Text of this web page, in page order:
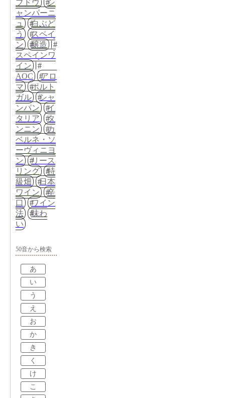
ブドウ
シ
ャンパーニ
ュ
白ぶど
う
スペイ
ン
醸造
スペインワ
イン
AOC
アロ
マ
ポルト
ガル
シャ
ンパン
イ
タリア
タ
ンニン
カ
ベルネ・ソ
ーヴィニヨ
ン
リース
リング
特
級畑
日本
ワイン
辛
口
ワイン
法
味わ
い
50音から検索
あ
い
う
え
お
か
き
く
け
こ